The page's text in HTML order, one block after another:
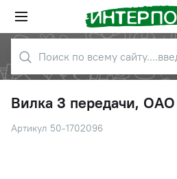
Вилка 3 передачи,
Артикул 50-1702096